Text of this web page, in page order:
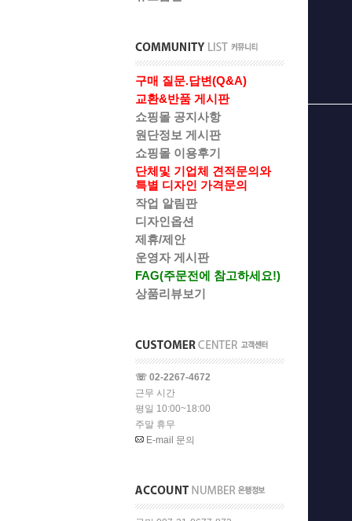
구매 질문.답변(Q&A)
교환&반품 게시판
쇼핑몰 공지사항
원단정보 게시판
쇼핑몰 이용후기
단체및 기업체 견적문의와
특별 디자인 가격문의
작업 알림판
디자인옵션
제휴/제안
운영자 게시판
FAG(주문전에 참고하세요!)
상품리뷰보기
☏ 02-2267-4672
근무 시간
평일 10:00~18:00
주말 휴무
E-mail 문의